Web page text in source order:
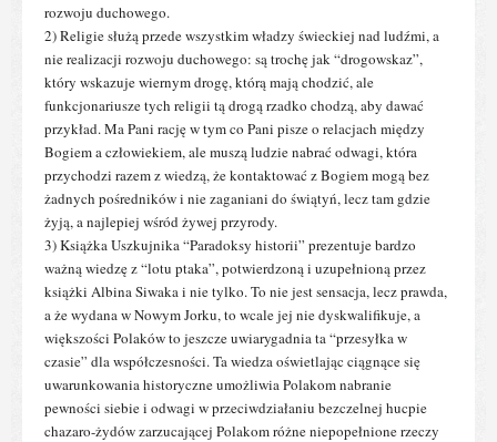
rozwoju duchowego.
2) Religie służą przede wszystkim władzy świeckiej nad ludźmi, a
nie realizacji rozwoju duchowego: są trochę jak “drogowskaz”,
który wskazuje wiernym drogę, którą mają chodzić, ale
funkcjonariusze tych religii tą drogą rzadko chodzą, aby dawać
przykład. Ma Pani rację w tym co Pani pisze o relacjach między
Bogiem a człowiekiem, ale muszą ludzie nabrać odwagi, która
przychodzi razem z wiedzą, że kontaktować z Bogiem mogą bez
żadnych pośredników i nie zaganiani do świątyń, lecz tam gdzie
żyją, a najlepiej wśród żywej przyrody.
3) Książka Uszkujnika “Paradoksy historii” prezentuje bardzo
ważną wiedzę z “lotu ptaka”, potwierdzoną i uzupełnioną przez
książki Albina Siwaka i nie tylko. To nie jest sensacja, lecz prawda,
a że wydana w Nowym Jorku, to wcale jej nie dyskwalifikuje, a
większości Polaków to jeszcze uwiarygadnia ta “przesyłka w
czasie” dla współczesności. Ta wiedza oświetlając ciągnące się
uwarunkowania historyczne umożliwia Polakom nabranie
pewności siebie i odwagi w przeciwdziałaniu bezczelnej hucpie
chazaro-żydów zarzucającej Polakom różne niepopełnione rzeczy